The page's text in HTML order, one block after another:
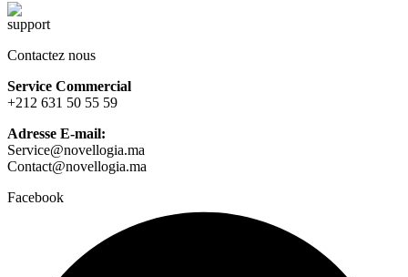
Contactez nous
Service Commercial
+212 631 50 55 59
Adresse E-mail:
Service@novellogia.ma
Contact@novellogia.ma
Facebook